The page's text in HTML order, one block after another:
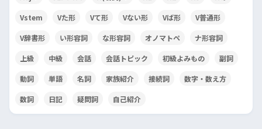
Vstem Vた形 Vて形 Vない形 Vば形 V普通形
V辞書形 い形容詞 な形容詞 オノマトペ ナ形容詞
上級 中級 会話 会話トピック 初級よみもの 副詞
動詞 単語 名詞 家族紹介 接続詞 数字・数え方
数詞 日記 疑問詞 自己紹介